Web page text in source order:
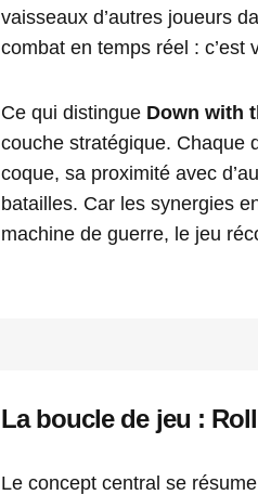
vaisseaux d’autres joueurs
combat en temps réel :
Ce qui distingue Down with
couche stratégique. Chaque
coque, sa proximité avec
batailles. Car les synergies
machine de guerre, le jeu
La boucle de jeu :
Le concept central se